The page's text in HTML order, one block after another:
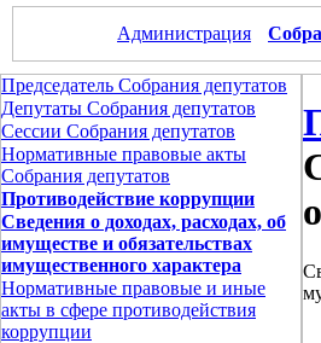
Администрация
Председатель Собрания депутатов
Депутаты Собрания депутатов
Сессии Собрания депутатов
Нормативные правовые акты
Собрания депутатов
Противодействие коррупции
Сведения о доходах, расходах, об
имуществе и обязательствах
имущественного характера
Нормативные правовые и иные
акты в сфере противодействия
коррупции